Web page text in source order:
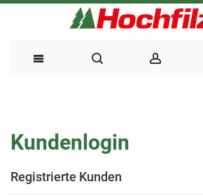
Inhalt
Kundenlogin
Registrierte Kunden